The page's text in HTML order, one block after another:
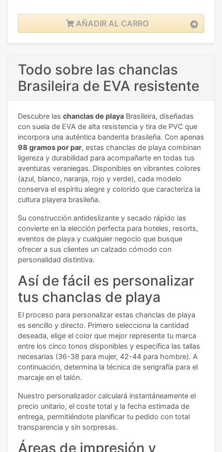
AÑADIR AL CARRO
Todo sobre las chanclas
Brasileira de EVA resistente
Descubre las chanclas de playa Brasileira, diseñadas
con suela de EVA de alta resistencia y tira de PVC que
incorpora una auténtica banderita brasileña. Con apenas
98 gramos por par, estas chanclas de playa combinan
ligereza y durabilidad para acompañarte en todas tus
aventuras veraniegas. Disponibles en vibrantes colores
(azul, blanco, naranja, rojo y verde), cada modelo
conserva el espíritu alegre y colorido que caracteriza la
cultura playera brasileña.
Su construcción antideslizante y secado rápido las
convierte en la elección perfecta para hoteles, resorts,
eventos de playa y cualquier negocio que busque
ofrecer a sus clientes un calzado cómodo con
personalidad distintiva.
Así de fácil es personalizar
tus chanclas de playa
El proceso para personalizar estas chanclas de playa
es sencillo y directo. Primero selecciona la cantidad
deseada, elige el color que mejor represente tu marca
entre los cinco tonos disponibles y especifica las tallas
necesarias (36-38 para mujer, 42-44 para hombre). A
continuación, determina la técnica de serigrafía para el
marcaje en el talón.
Nuestro personalizador calculará instantáneamente el
precio unitario, el coste total y la fecha estimada de
entrega, permitiéndote planificar tu pedido con total
transparencia y sin sorpresas.
Áreas de impresión y